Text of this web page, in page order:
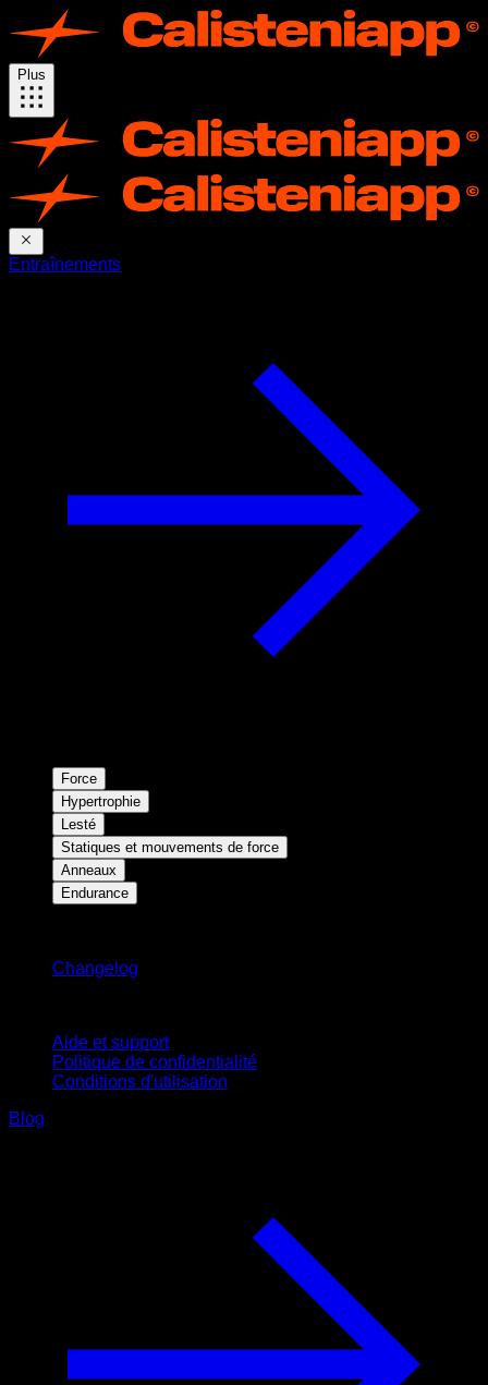
Plus
Entraînements
Force
Hypertrophie
Lesté
Statiques et mouvements de force
Anneaux
Endurance
Changelog
Aide et support
Politique de confidentialité
Conditions d'utilisation
Blog